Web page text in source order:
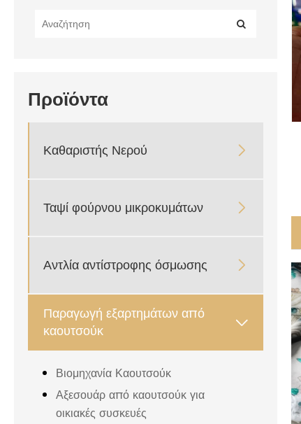
Προϊόντα
Καθαριστής Νερού 
Ταψί φούρνου μικροκυμάτων 
Αντλία αντίστροφης όσμωσης 
Παραγωγή εξαρτημάτων από
καουτσούκ

Βιομηχανία Καουτσούκ
Αξεσουάρ από καουτσούκ για
οικιακές συσκευές